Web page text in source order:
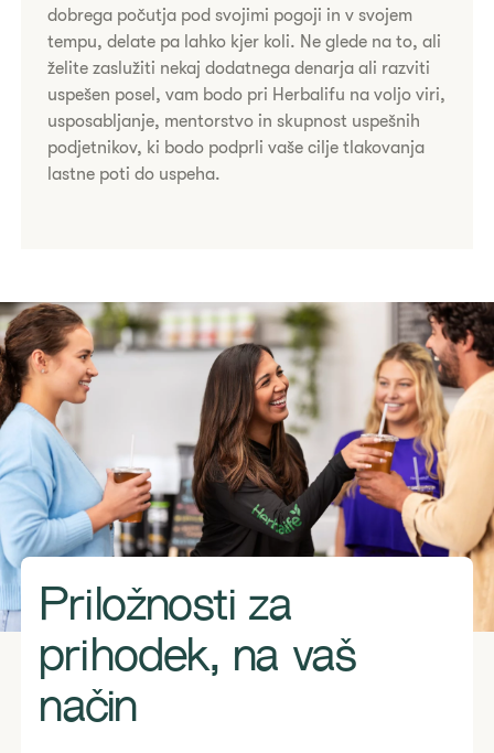
dobrega počutja pod svojimi pogoji in v svojem
tempu, delate pa lahko kjer koli. Ne glede na to, ali
želite zaslužiti nekaj dodatnega denarja ali razviti
uspešen posel, vam bodo pri Herbalifu na voljo viri,
usposabljanje, mentorstvo in skupnost uspešnih
podjetnikov, ki bodo podprli vaše cilje tlakovanja
lastne poti do uspeha.​​​
Priložnosti za
prihodek, na vaš
način